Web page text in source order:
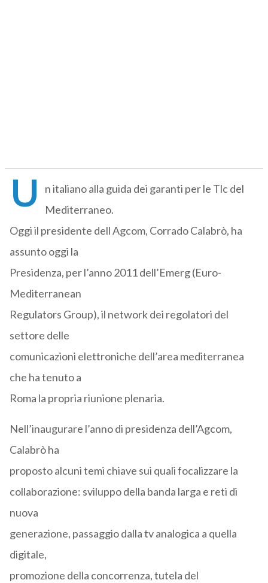
U
n italiano alla guida dei garanti per le Tlc del
Mediterraneo.
Oggi il presidente dell Agcom, Corrado Calabrò, ha
assunto oggi la
Presidenza, per l’anno 2011 dell’Emerg (Euro-
Mediterranean
Regulators Group), il network dei regolatori del
settore delle
comunicazioni elettroniche dell’area mediterranea
che ha tenuto a
Roma la propria riunione plenaria.
Nell’inaugurare l’anno di presidenza dell’Agcom,
Calabrò ha
proposto alcuni temi chiave sui quali focalizzare la
collaborazione: sviluppo della banda larga e reti di
nuova
generazione, passaggio dalla tv analogica a quella
digitale,
promozione della concorrenza, tutela del